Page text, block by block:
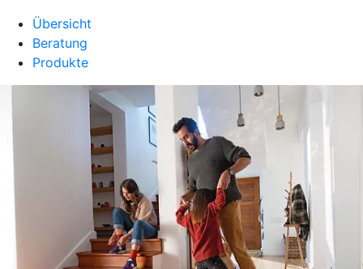
Übersicht
Beratung
Produkte